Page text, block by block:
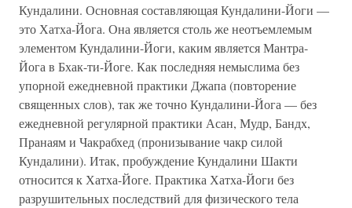
Кундалини. Основная составляющая Кундалини-Йоги —
это Хатха-Йога. Она является столь же неотъемлемым
элементом Кундалини-Йоги, каким является Мантра-
Йога в Бхак-ти-Йоге. Как последняя немыслима без
упорной ежедневной практики Джапа (повторение
священных слов), так же точно Кундалини-Йога — без
ежедневной регулярной практики Асан, Мудр, Бандх,
Пранаям и Чакрабхед (пронизывание чакр силой
Кундалини). Итак, пробуждение Кундалини Шакти
относится к Хатха-Йоге. Практика Хатха-Йоги без
разрушительных последствий для физического тела